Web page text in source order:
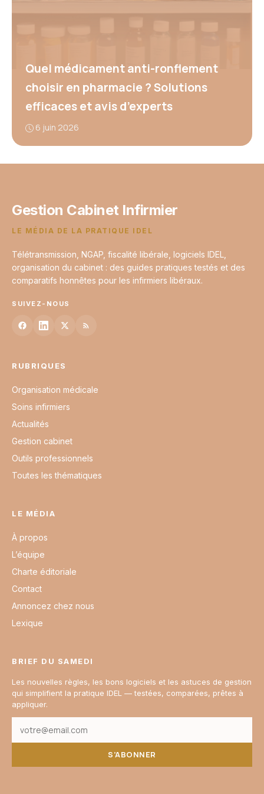
Quel médicament anti-ronflement
choisir en pharmacie ? Solutions
efficaces et avis d’experts
6 juin 2026
Gestion Cabinet Infirmier
LE MÉDIA DE LA PRATIQUE IDEL
Télétransmission, NGAP, fiscalité libérale, logiciels IDEL,
organisation du cabinet : des guides pratiques testés et des
comparatifs honnêtes pour les infirmiers libéraux.
SUIVEZ-NOUS
RUBRIQUES
Organisation médicale
Soins infirmiers
Actualités
Gestion cabinet
Outils professionnels
Toutes les thématiques
LE MÉDIA
À propos
L’équipe
Charte éditoriale
Contact
Annoncez chez nous
Lexique
BRIEF DU SAMEDI
Les nouvelles règles, les bons logiciels et les astuces de gestion
qui simplifient la pratique IDEL — testées, comparées, prêtes à
appliquer.
S’ABONNER